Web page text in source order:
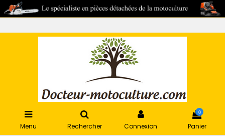
Menu Rechercher Connexion
0
Panier